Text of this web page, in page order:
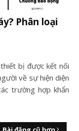
Phân loại
bị được kết nối
về sự hiện diện
trường hợp khẩn